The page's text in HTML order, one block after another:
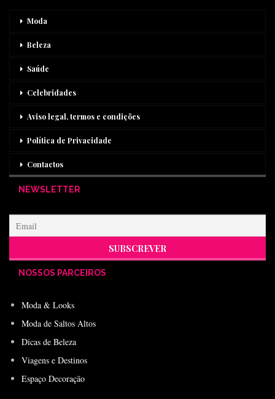
Moda
Beleza
Saúde
Celebridades
Aviso legal, termos e condições
Política de Privacidade
Contactos
NEWSLETTER
NOSSOS PARCEIROS
Moda & Looks
Moda de Saltos Altos
Dicas de Beleza
Viagens e Destinos
Espaço Decoração